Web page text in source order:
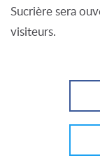
Sucrière sera
visiteurs.